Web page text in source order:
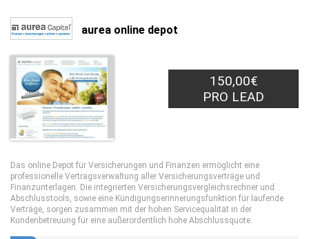
aurea online depot
150,00€
PRO LEAD
Das online Depot für Versicherungen und Finanzen ermöglicht eine
professionelle Vertragsverwaltung aller Versicherungsverträge und
Finanzunterlagen. Die integrierten Versicherungsvergleichsrechner und
Abschlusstools, sowie eine Kündigungserinnerungsfunktion für laufende
Verträge, sorgen zusammen mit der hohen Servicequalität in der
Kundenbetreuung für eine außerordentlich hohe Abschlussquote.